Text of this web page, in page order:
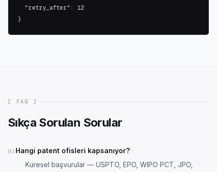
  "retry_after": 12
}
[ FAQ ]
Sıkça Sorulan Sorular
01 Hangi patent ofisleri kapsanıyor?
Küresel başvurular — USPTO, EPO, WIPO PCT, JPO,